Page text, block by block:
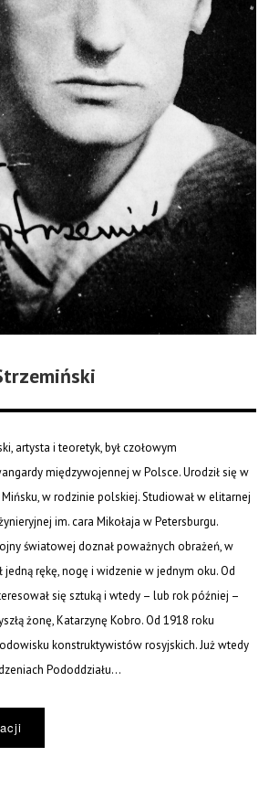
artysta i teoretyk, był czołowym
międzywojennej w Polsce. Urodził się w
w rodzinie polskiej. Studiował w elitarnej
im. cara Mikołaja w Petersburgu.
światowej doznał poważnych obrażeń, w
jedną rękę, nogę i widzenie w jednym oku. Od
się sztuką i wtedy – lub rok później –
żonę, Katarzynę Kobro. Od 1918 roku
konstruktywistów rosyjskich. Już wtedy
Pododdziału...